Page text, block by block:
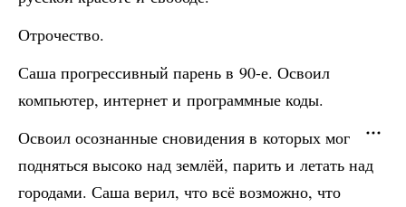
Отрочество.
Саша прогрессивный парень в 90-е. Освоил
компьютер, интернет и программные коды.
Освоил осознанные сновидения в которых мог
подняться высоко над землёй, парить и летать над
городами. Саша верил, что всё возможно, что